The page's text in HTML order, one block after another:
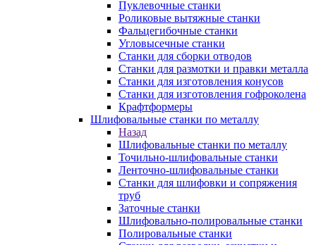
Пуклевочные станки
Роликовые вытяжные станки
Фальцегибочные станки
Угловысечные станки
Станки для сборки отводов
Станки для размотки и правки металла
Станки для изготовления конусов
Станки для изготовления гофроколена
Крафтформеры
Шлифовальные станки по металлу
Назад
Шлифовальные станки по металлу
Точильно-шлифовальные станки
Ленточно-шлифовальные станки
Станки для шлифовки и сопряжения
труб
Заточные станки
Шлифовально-полировальные станки
Полировальные станки